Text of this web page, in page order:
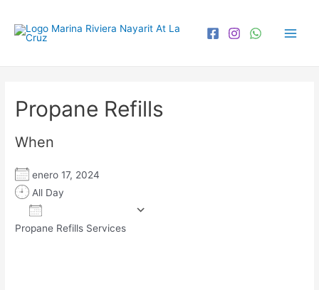
Propane Refills
When
enero 17, 2024
All Day
Download ICS
Propane Refills Services